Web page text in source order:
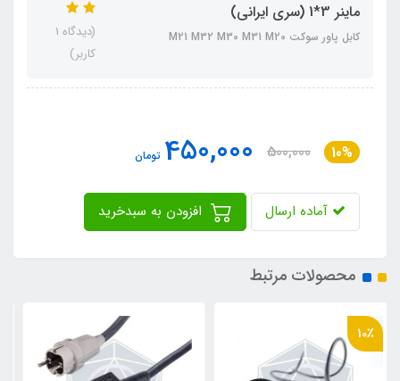
ماینر 3*1 (سری ایرانی)
کابل پاور سوکت M21 M32 M30 M31 M20
(دیدگاه 1
کاربر)
10%
500,000
450,000 تومان
آماده ارسال
محصولات مرتبط